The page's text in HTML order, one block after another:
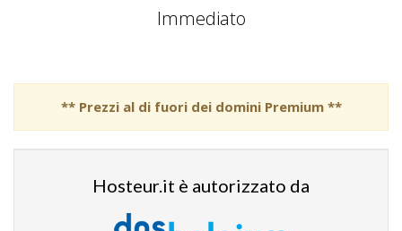
.com.au
.de
.fi
.gr
Immediato
** Prezzi al di fuori dei domini Premium **
Hosteur.it è autorizzato da